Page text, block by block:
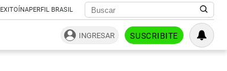
EXITOÍNAPERFIL BRASIL
INGRESAR SUSCRIBITE